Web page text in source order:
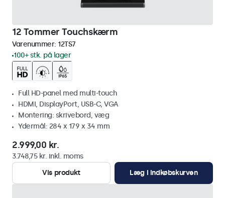
12 Tommer Touchskærm
Varenummer: 12TS7
100+ stk. på lager
Full HD-panel med multi-touch
HDMI, DisplayPort, USB-C, VGA
Montering: skrivebord, væg
Ydermål: 284 x 179 x 34 mm
2.999,00 kr.
3.748,75 kr. inkl. moms
Vis produkt
Læg i indkøbskurven